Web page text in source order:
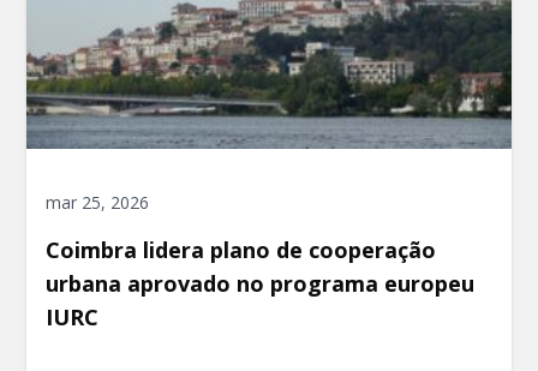
mar 25, 2026
Coimbra lidera plano de cooperação
urbana aprovado no programa europeu
IURC